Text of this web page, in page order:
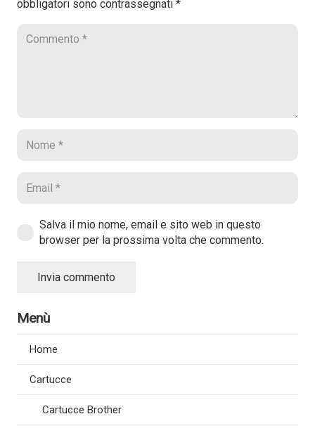
obbligatori sono contrassegnati *
Salva il mio nome, email e sito web in questo
browser per la prossima volta che commento.
Invia commento
Menù
Home
Cartucce
Cartucce Brother